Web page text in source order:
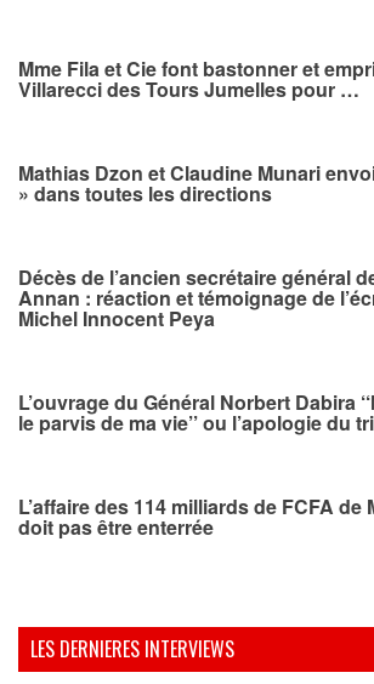
Mme Fila et Cie font bastonner et
Villarecci des Tours Jumelles pour …
Mathias Dzon et Claudine Munari
» dans toutes les directions
Décès de l’ancien secrétaire général
Annan : réaction et témoignage de
Michel Innocent Peya
L’ouvrage du Général Norbert Dabira
le parvis de ma vie’’ ou l’apologie du
L’affaire des 114 milliards de FCFA
doit pas être enterrée
LES DERNIERES INTERVIEWS